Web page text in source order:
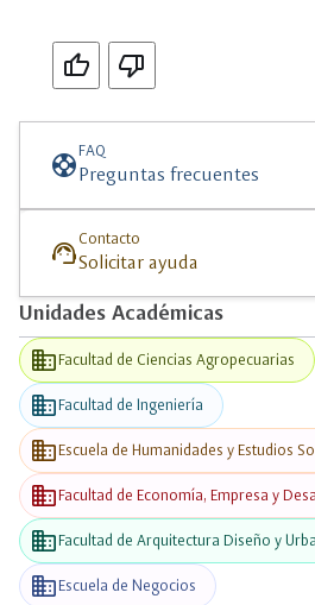
Si No
supportFAQ
Preguntas frecuentes
support_agent Contacto
Solicitar ayuda
Unidades Académicas
businessFacultad de Ciencias Agropecuarias
businessFacultad de Ingeniería
businessEscuela de Humanidades y Estudios
businessFacultad de Economía, Empresa y
businessFacultad de Arquitectura Diseño y
businessEscuela de Negocios